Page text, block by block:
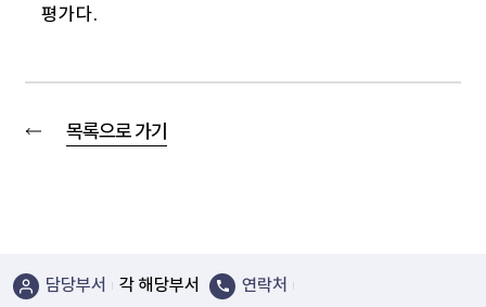
평가다.
목록으로 가기
담당부서 각 해당부서 연락처